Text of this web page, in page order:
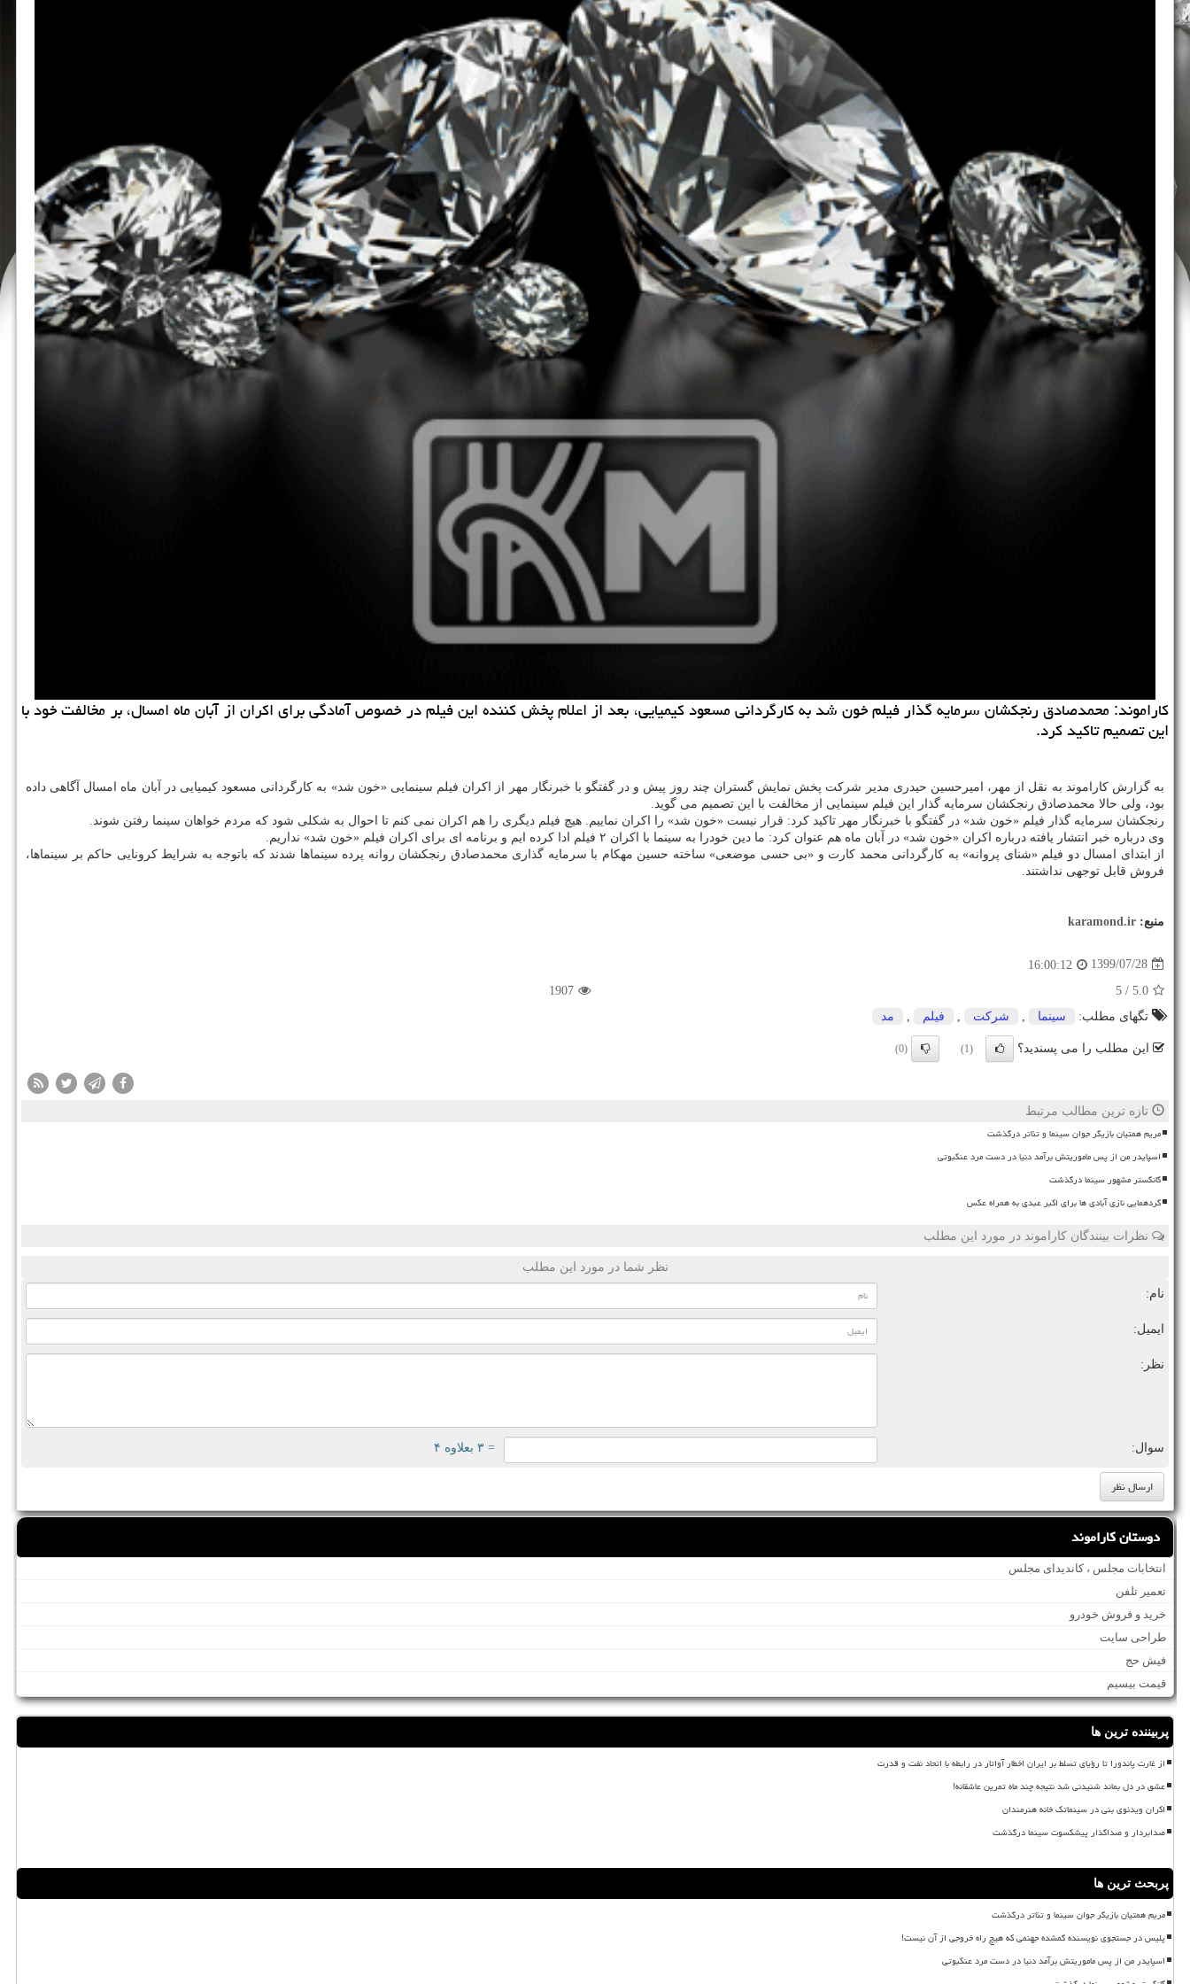
كاراموند: محمدصادق رنجكشان سرمایه گذار فیلم خون شد به كارگردانی مسعود كیمیایی، بعد از اعلام پخش كننده این فیلم در خصوص آمادگی برای اكران از آبان ماه امسال، بر مخالفت خود با
این تصمیم تاكید كرد.
به گزارش کاراموند به نقل از مهر، امیرحسین حیدری مدیر شرکت پخش نمایش گستران چند روز پیش و در گفتگو با خبرنگار مهر از اکران فیلم سینمایی «خون شد» به کارگردانی مسعود کیمیایی در آبان ماه امسال آگاهی داده
بود، ولی حالا محمدصادق رنجکشان سرمایه گذار این فیلم سینمایی از مخالفت با این تصمیم می گوید.
رنجکشان سرمایه گذار فیلم «خون شد» در گفتگو با خبرنگار مهر تاکید کرد: قرار نیست «خون شد» را اکران نماییم. هیچ فیلم دیگری را هم اکران نمی کنم تا احوال به شکلی شود که مردم خواهان سینما رفتن شوند.
وی درباره خبر انتشار یافته درباره اکران «خون شد» در آبان ماه هم عنوان کرد: ما دین خودرا به سینما با اکران ۲ فیلم ادا کرده ایم و برنامه ای برای اکران فیلم «خون شد» نداریم.
از ابتدای امسال دو فیلم «شنای پروانه» به کارگردانی محمد کارت و «بی حسی موضعی» ساخته حسین مهکام با سرمایه گذاری محمدصادق رنجکشان روانه پرده سینماها شدند که باتوجه به شرایط کرونایی حاکم بر سینماها،
فروش قابل توجهی نداشتند.
منبع: karamond.ir
1399/07/28
16:00:12
5.0
/ 5
1907
تگهای مطلب:
سینما شركت فیلم مد
این مطلب را می پسندید؟ (1)
(0)
تازه ترین مطالب مرتبط
مریم همتیان بازیگر جوان سینما و تئاتر درگذشت
اسپایدر من از پس ماموریتش برآمد دنیا در دست مرد عنکبوتی
گانگستر مشهور سینما درگذشت
گردهمایی نازی آبادی ها برای اکبر عبدی به همراه عکس
نظرات بینندگان کاراموند در مورد این مطلب
نظر شما در مورد این مطلب
نام:
ایمیل:
نظر:
سوال: = ۳ بعلاوه ۴
دوستان کاراموند
انتخابات مجلس ، کاندیدای مجلس
تعمیر تلفن
خرید و فروش خودرو
طراحی سایت
فیش حج
قیمت بیسیم
پربیننده ترین ها
از غارت پاندورا تا رؤیای تسلط بر ایران اخطار آواتار در رابطه با اتحاد نفت و قدرت
عشق در دل بماند شنیدنی شد نتیجه چند ماه تمرین عاشقانه!
اکران ویدئوی بنی در سینماتک خانه هنرمندان
صدابردار و صداگذار پیشکسوت سینما درگذشت
پربحث ترین ها
مریم همتیان بازیگر جوان سینما و تئاتر درگذشت
پلیس در جستجوی نویسنده گمشده جهنمی که هیچ راه خروجی از آن نیست!
اسپایدر من از پس ماموریتش برآمد دنیا در دست مرد عنکبوتی